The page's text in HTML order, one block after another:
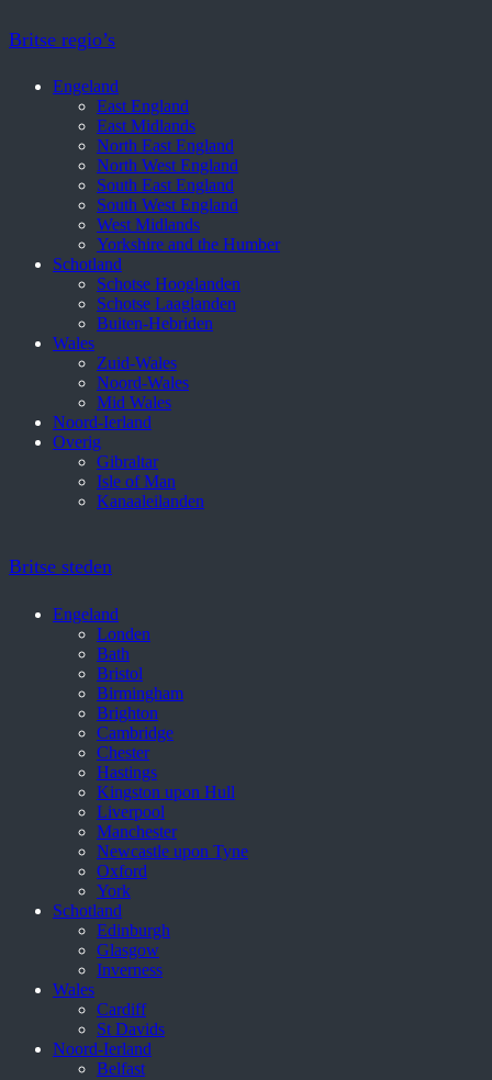
Britse regio’s
Engeland
East England
East Midlands
North East England
North West England
South East England
South West England
West Midlands
Yorkshire and the Humber
Schotland
Schotse Hooglanden
Schotse Laaglanden
Buiten-Hebriden
Wales
Zuid-Wales
Noord-Wales
Mid Wales
Noord-Ierland
Overig
Gibraltar
Isle of Man
Kanaaleilanden
Britse steden
Engeland
Londen
Bath
Bristol
Birmingham
Brighton
Cambridge
Chester
Hastings
Kingston upon Hull
Liverpool
Manchester
Newcastle upon Tyne
Oxford
York
Schotland
Edinburgh
Glasgow
Inverness
Wales
Cardiff
St Davids
Noord-Ierland
Belfast